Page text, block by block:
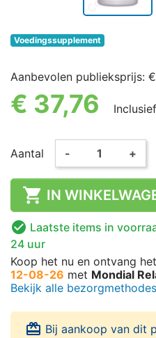
Voedingssupplement
Aanbevolen publieksprijs:
€ 37,76
Aantal - +
 IN
 Laatste items in
24 uur
Koop het nu en ontvang het
12-08-26 met Mondial
Bekijk alle bezorgmethodes
card_giftcard Bij aankoop van dit